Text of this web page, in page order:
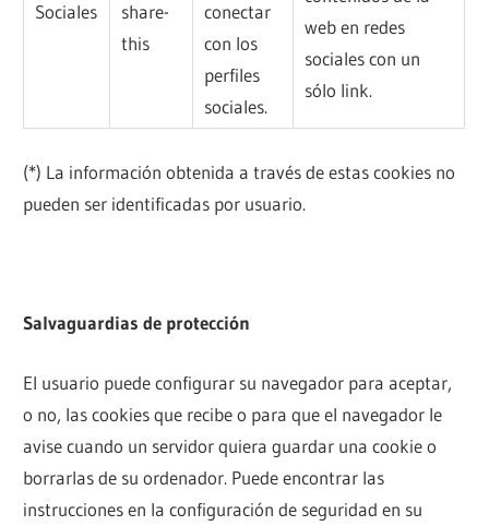
Sociales
share-
this
conectar
con los
perfiles
sociales.
web en redes
sociales con un
sólo link.
(*) La información obtenida a través de estas cookies no
pueden ser identificadas por usuario.
Salvaguardias de protección
El usuario puede configurar su navegador para aceptar,
o no, las cookies que recibe o para que el navegador le
avise cuando un servidor quiera guardar una cookie o
borrarlas de su ordenador. Puede encontrar las
instrucciones en la configuración de seguridad en su